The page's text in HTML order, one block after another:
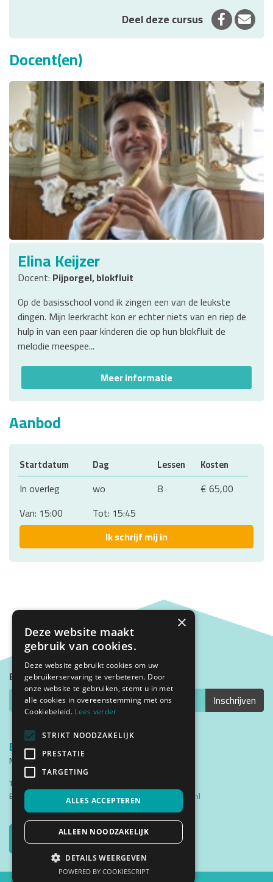
Deel deze cursus Deel op
Docent(en)
Elina Keijzer
Docent: Pijporgel, blokfluit
Op de basisschool vond ik zingen een van de leukste
dingen. Mijn leerkracht kon er echter niets van en riep de
hulp in van een paar kinderen die op hun blokfluit de
melodie meespee...
Meer informatie
Aanbod
Startdatum Dag Lessen Kosten
In overleg wo 8
€ 65,00
Van: 15:00
Tot: 15:45
Ik schrijf mij in
Blijf op de hoogte met onze nieuwsbrief
Bezoekadres
Middenweg 21782 BG Den Helder
Telefoon: (0223) 537200
Email: cursistenadministratie@triade-denhelder.nl
Bel Triade InstagramTriade Facebook
×
Deze website maakt
gebruik van cookies.
Deze website gebruikt cookies om uw
gebruikerservaring te verbeteren. Door
onze website te gebruiken, stemt u in met
alle cookies in overeenstemming met ons
Cookiebeleid. Lees verder
STRIKT NOODZAKELIJK
PRESTATIE
TARGETING
ALLES ACCEPTEREN
ALLEEN NOODZAKELIJK
DETAILS WEERGEVEN
POWERED BY COOKIESCRIPT